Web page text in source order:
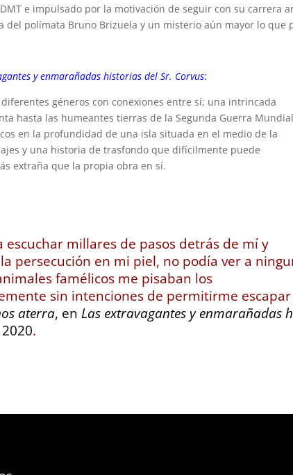
e impulsado por la motivación de seguir con su carrera
del polímata Bruno Brizuela y un misterio aún mayor lo que
y enmarañadas historias del Sr. Corvus:
géneros con conexiones entre sí; una intrincada
hasta las humeantes tierras de la Segunda Guerra
en la profundidad de una isla situada en el medio de la
y una historia de trasfondo que difícilmente puede
extraña que la propia obra en sí.
escuchar millares de pasos detrás de mí y
persecución en mi piel, no podía ver a
famélicos me pisaban los
sin intenciones de permitirme
aterra, en Las extravagantes y enmarañadas
.